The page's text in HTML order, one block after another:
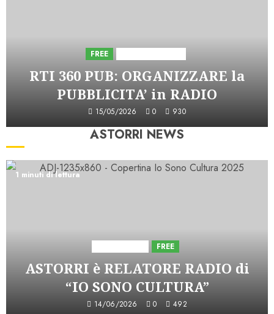
FREE
RTI 360 PUB: ORGANIZZARE la
PUBBLICITA’ in RADIO
15/05/2026 0 930
ASTORRI NEWS
1 minuti di lettura
FREE
ASTORRI è RELATORE RADIO di
“IO SONO CULTURA”
14/06/2026 0 492